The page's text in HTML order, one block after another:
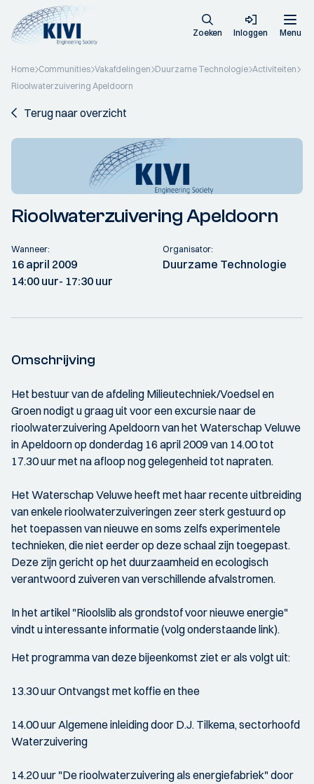
Zoeken Inloggen Menu
Home Communities Vakafdelingen Duurzame Technologie Activiteiten
Rioolwaterzuivering Apeldoorn
Terug naar overzicht
Rioolwaterzuivering Apeldoorn
Wanneer:
16 april 2009
14:00 uur- 17:30 uur
Organisator:
Duurzame Technologie
Omschrijving
Het bestuur van de afdeling Milieutechniek/Voedsel en
Groen nodigt u graag uit voor een excursie naar de
rioolwaterzuivering Apeldoorn van het Waterschap Veluwe
in Apeldoorn op donderdag 16 april 2009 van 14.00 tot
17.30 uur met na afloop nog gelegenheid tot napraten.
Het Waterschap Veluwe heeft met haar recente uitbreiding
van enkele rioolwaterzuiveringen zeer sterk gestuurd op
het toepassen van nieuwe en soms zelfs experimentele
technieken, die niet eerder op deze schaal zijn toegepast.
Deze zijn gericht op het duurzaamheid en ecologisch
verantwoord zuiveren van verschillende afvalstromen.
In het artikel "Rioolslib als grondstof voor nieuwe energie"
vindt u interessante informatie (volg onderstaande link).
Het programma van deze bijeenkomst ziet er als volgt uit:
13.30 uur Ontvangst met koffie en thee
14.00 uur Algemene inleiding door D.J. Tilkema, sectorhoofd
Waterzuivering
14.20 uur "De rioolwaterzuivering als energiefabriek" door